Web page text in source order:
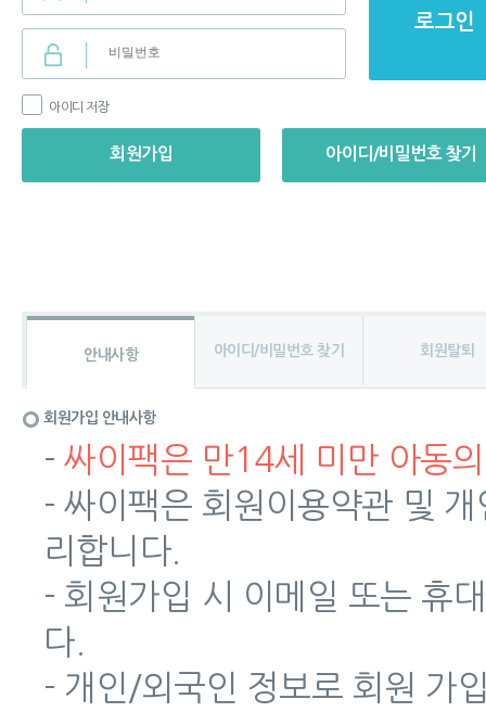
로그인
아이디 저장
회원가입 아이디/비밀번호 찾기
안내사항 아이디/비밀번호 찾기 회원탈퇴
회원가입 안내사항
- 싸이팩은 만14세 미만 아동
- 싸이팩은 회원이용약관 및
리합니다.
- 회원가입 시 이메일 또는 휴
다.
- 개인/외국인 정보로 회원 가